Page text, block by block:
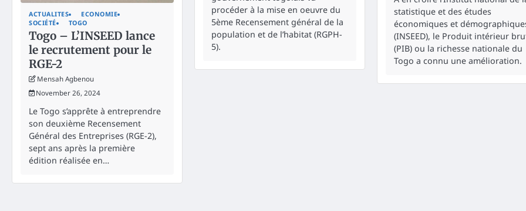
ACTUALITES
ECONOMIE
SOCIÉTÉ
TOGO
Togo – L’INSEED lance
le recrutement pour le
RGE-2
Mensah Agbenou
November 26, 2024
Le Togo s’apprête à entreprendre
son deuxième Recensement
Général des Entreprises (RGE-2),
sept ans après la première
édition réalisée en…
procéder à la mise en oeuvre du
5ème Recensement général de la
population et de l’habitat (RGPH-
5).
statistique et des études
économiques et
(INSEED), le Produit intérieur
(PIB) ou la richesse nationale du
Togo a connu une amélioration.